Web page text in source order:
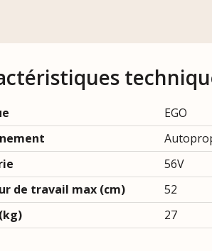
EGO
56V
de travail max (cm)
52
27